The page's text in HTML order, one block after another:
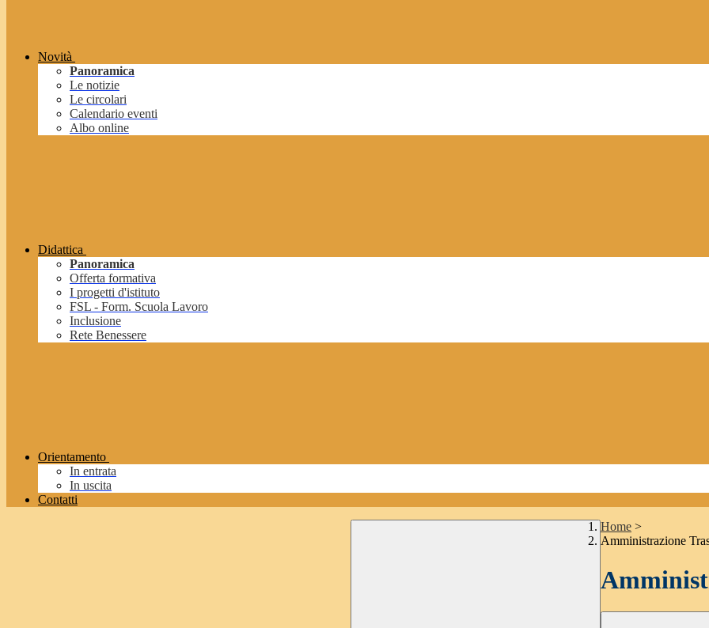
Novità
Panoramica
Le notizie
Le circolari
Calendario eventi
Albo online
Didattica
Panoramica
Offerta formativa
I progetti d'istituto
FSL - Form. Scuola Lavoro
Inclusione
Rete Benessere
Orientamento
In entrata
In uscita
Contatti
Home >
Amministrazione